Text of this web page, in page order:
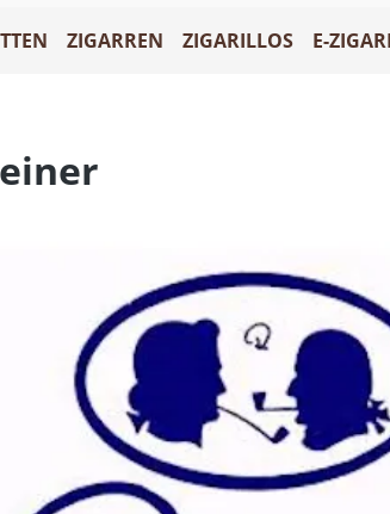
ZIGARREN ZIGARILLOS E-